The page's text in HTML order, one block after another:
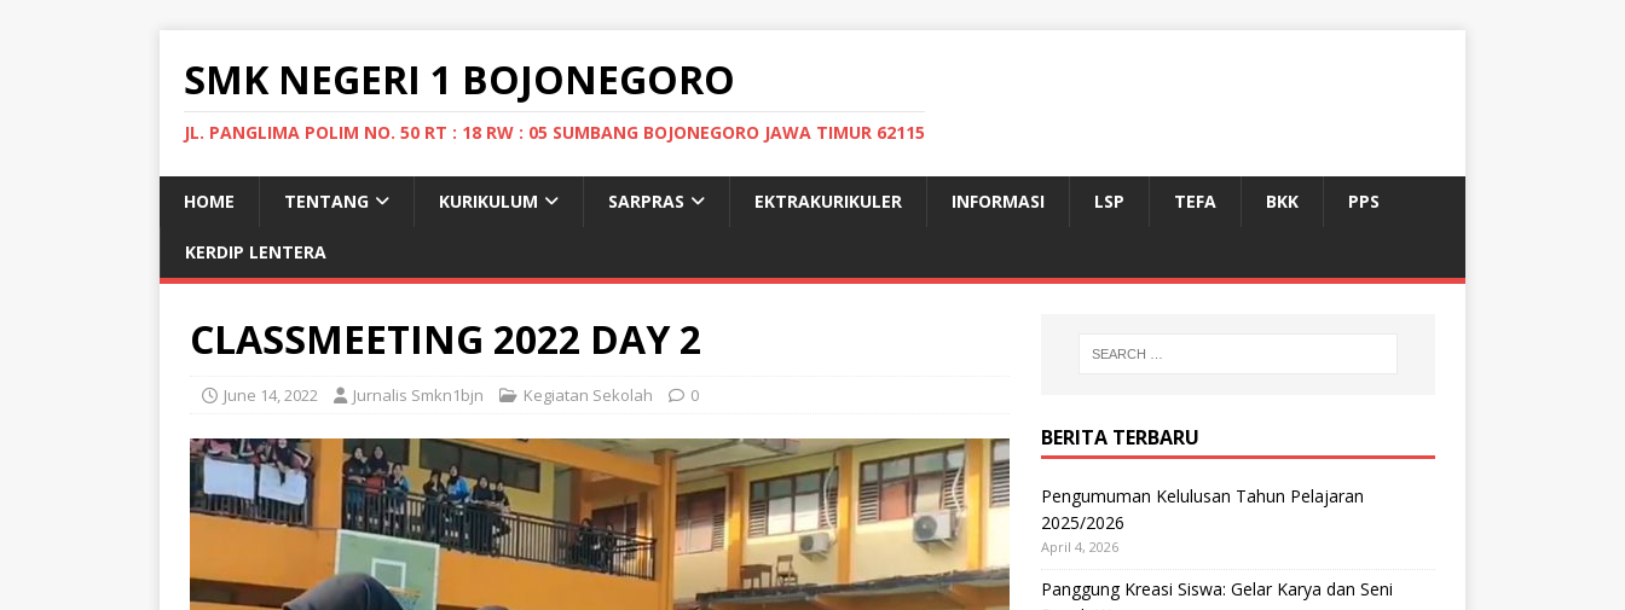
SMK NEGERI 1 BOJONEGORO
JL. PANGLIMA POLIM NO. 50 RT : 18 RW : 05 SUMBANG BOJONEGORO JAWA TIMUR 62115
HOME TENTANG KURIKULUM SARPRAS EKTRAKURIKULER INFORMASI LSP TEFA BKK PPS
KERDIP LENTERA
CLASSMEETING 2022 DAY 2
June 14, 2022 Jurnalis Smkn1bjn Kegiatan Sekolah 0
BERITA TERBARU
Pengumuman Kelulusan Tahun Pelajaran
2025/2026
April 4, 2026
Panggung Kreasi Siswa: Gelar Karya dan Seni